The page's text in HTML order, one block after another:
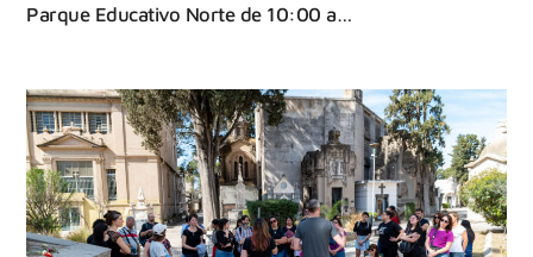
Parque Educativo Norte de 10:00 a…